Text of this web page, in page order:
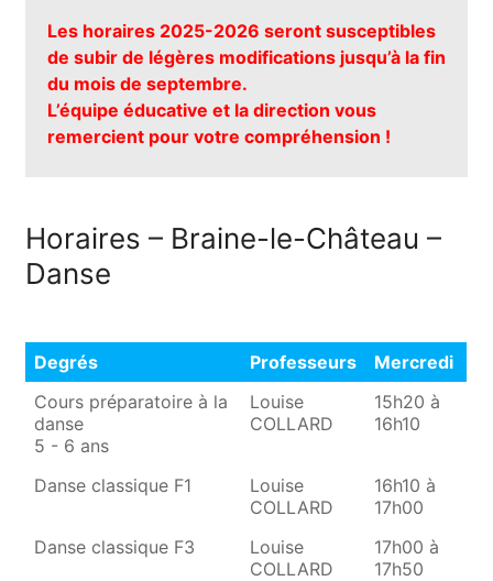
Les horaires 2025-2026 seront susceptibles
de subir de légères modifications jusqu’à la fin
du mois de septembre.
L’équipe éducative et la direction vous
remercient pour votre compréhension !
Horaires – Braine-le-Château –
Danse
Degrés Professeurs
Mercredi
Degrés
Professeurs Mercredi
Cours préparatoire à la
danse
5 - 6 ans
Louise
COLLARD
15h20 à
16h10
Danse classique F1
Louise
COLLARD
16h10 à
17h00
Danse classique F3
Louise
COLLARD
17h00 à
17h50